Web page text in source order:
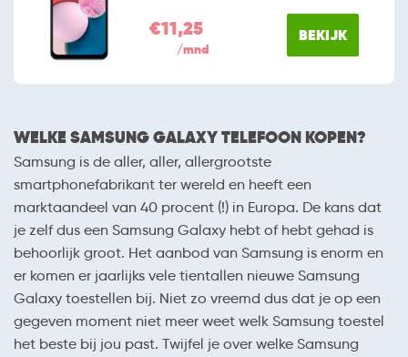
€11,25
/mnd
BEKIJK
WELKE SAMSUNG GALAXY TELEFOON KOPEN?
Samsung is de aller, aller, allergrootste
smartphonefabrikant ter wereld en heeft een
marktaandeel van 40 procent (!) in Europa. De kans dat
je zelf dus een Samsung Galaxy hebt of hebt gehad is
behoorlijk groot. Het aanbod van Samsung is enorm en
er komen er jaarlijks vele tientallen nieuwe Samsung
Galaxy toestellen bij. Niet zo vreemd dus dat je op een
gegeven moment niet meer weet welk Samsung toestel
het beste bij jou past. Twijfel je over welke Samsung